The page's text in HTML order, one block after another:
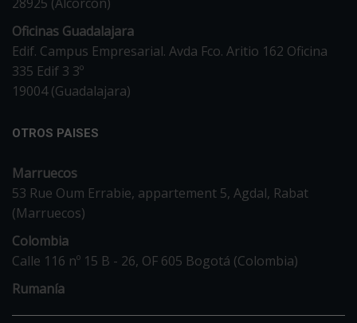
Oficinas Guadalajara
Edif. Campus Empresarial. Avda Fco. Aritio 162 Oficina
335 Edif 3 3º
19004 (Guadalajara)
OTROS PAISES
Marruecos
53 Rue Oum Errabie, appartement 5, Agdal, Rabat
(Marruecos)
Colombia
Calle 116 nº 15 B - 26, OF 605 Bogotá (Colombia)
Rumanía